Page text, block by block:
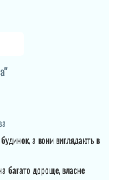
а вони виглядають в
багато дороще, власне